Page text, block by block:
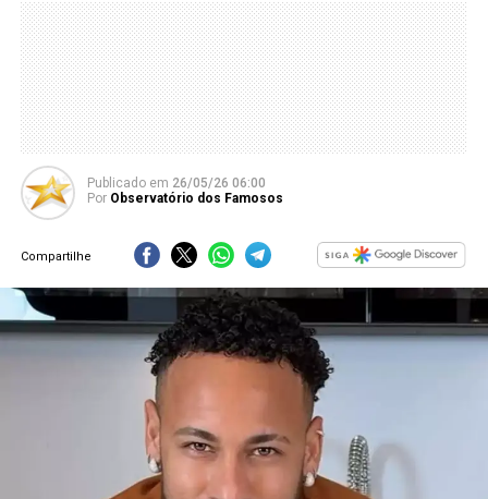
Publicado em 26/05/26 06:00
Por Observatório dos Famosos
Compartilhe